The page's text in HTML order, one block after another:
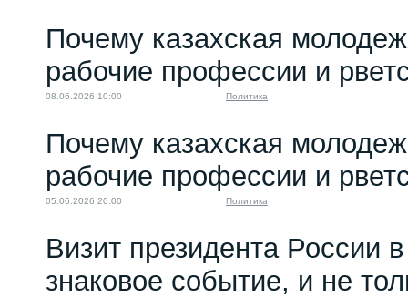
Почему казахская
рабочие профессии и
08.06.2026 10:00 Политика
Почему казахская
рабочие профессии и
05.06.2026 20:00 Политика
Визит президента России
знаковое событие, и не